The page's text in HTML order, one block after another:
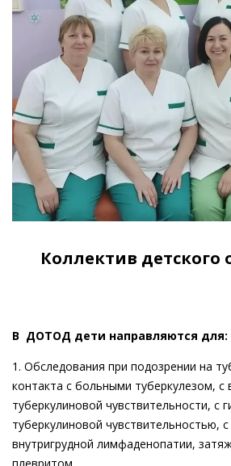
Коллектив детского
В ДОТОД дети направляются для:
1. Обследования при подозрении на
контакта с больными туберкулезом, с
туберкулиновой чувствительности, с
туберкулиновой чувствительностью,
внутригрудной лимфаденопатии,